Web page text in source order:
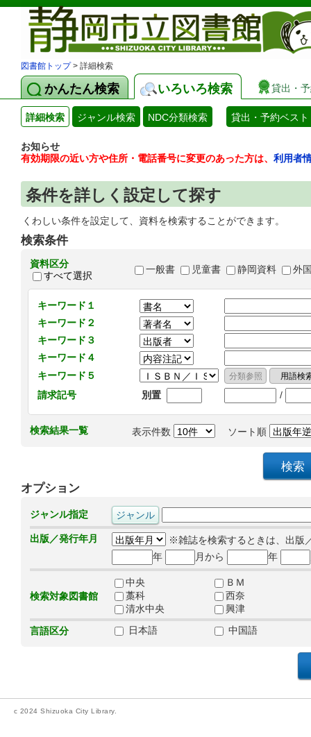
図書館トップ> 詳細検索
かんたん検索 いろいろ検索 貸出・
詳細検索 ジャンル検索 NDC分類検索 貸出・予約ベスト
お知らせ
有効期限の近い方や住所・電話番号に変更のあった方は、 利用者
条件を詳しく設定して探す
くわしい条件を設定して、資料を検索することができます。
検索条件
資料区分
すべて選択
一般書 児童書 静岡資料 外
キーワード１
キーワード２
キーワード３
キーワード４
キーワード５
請求記号
別置 /
検索結果一覧 表示件数 ソート順
オプション
ジャンル指定
出版／発行年月
※雑誌を検索するときは、出版
年
月から 年
検索対象図書館
中央
ＢＭ
藁科
西奈
清水中央
興津
言語区分
日本語 中国語
c 2024 Shizuoka City Library.